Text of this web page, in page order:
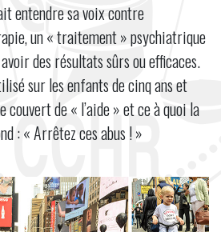
entendre sa voix contre
un « traitement » psychiatrique
des résultats sûrs ou efficaces.
sur les enfants de cinq ans et
couvert de « l’aide » et ce à quoi la
: « Arrêtez ces abus ! »